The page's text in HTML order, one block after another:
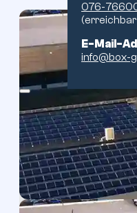
076-
(erreichbar
E-Mail-
info@box-